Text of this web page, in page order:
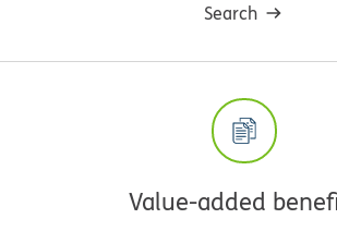
Search
Value-added